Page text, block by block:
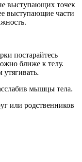
выступающих точек
выступающие части
постарайтесь
ближе к телу.
мышцы тела.
или родственников